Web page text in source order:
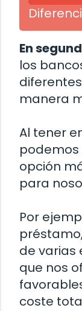
En
los
manera
Al tener
opción
para
Por
de varias
que nos
coste